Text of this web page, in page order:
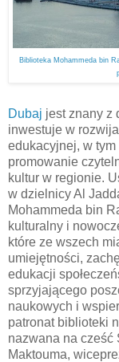
Biblioteka Mohammeda bin
Dubaj jest znany z
inwestuje w
edukacyjnej, w tym
promowanie
kultur w regionie.
w dzielnicy Al
Mohammeda bin
kulturalny i
które ze wszech
umiejętności,
edukacji
sprzyjającego
naukowych i
patronat biblioteki
nazwana na cześć
Maktouma,